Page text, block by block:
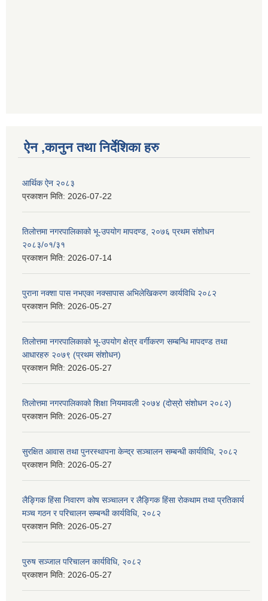
ऐन ,कानुन तथा निर्देशिका हरु
आर्थिक ऐन २०८३
प्रकाशन मिति: 2026-07-22
तिलोत्तमा नगरपालिकाको भू-उपयोग मापदण्ड, २०७६ प्रथम संशोधन
२०८३/०१/३१
प्रकाशन मिति: 2026-07-14
पुराना नक्शा पास नभएका नक्सापास अभिलेखिकरण कार्यविधि २०८२
प्रकाशन मिति: 2026-05-27
तिलोत्तमा नगरपालिकाको भू-उपयोग क्षेत्र वर्गीकरण सम्बन्धि मापदण्ड तथा
आधारहरु २०७९ (प्रथम संशोधन)
प्रकाशन मिति: 2026-05-27
तिलोत्तमा नगरपालिकाको शिक्षा नियमावली २०७४ (दोस्रो संशोधन २०८२)
प्रकाशन मिति: 2026-05-27
सुरक्षित आवास तथा पुनरस्थापना केन्द्र सञ्चालन सम्बन्धी कार्यविधि, २०८२
प्रकाशन मिति: 2026-05-27
लैङ्गिक हिंसा निवारण कोष सञ्चालन र लैङ्गिक हिंसा रोकथाम तथा प्रतिकार्य
मञ्च गठन र परिचालन सम्बन्धी कार्यविधि, २०८२
प्रकाशन मिति: 2026-05-27
पुरुष सञ्जाल परिचालन कार्यविधि, २०८२
प्रकाशन मिति: 2026-05-27